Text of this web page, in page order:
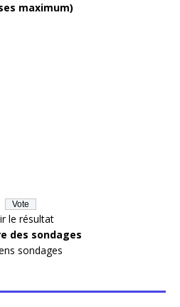
maximum)
le résultat
des sondages
sondages